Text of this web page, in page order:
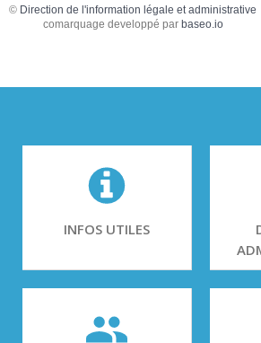
© Direction de l'information légale et administrative
comarquage developpé par baseo.io
INFOS UTILES